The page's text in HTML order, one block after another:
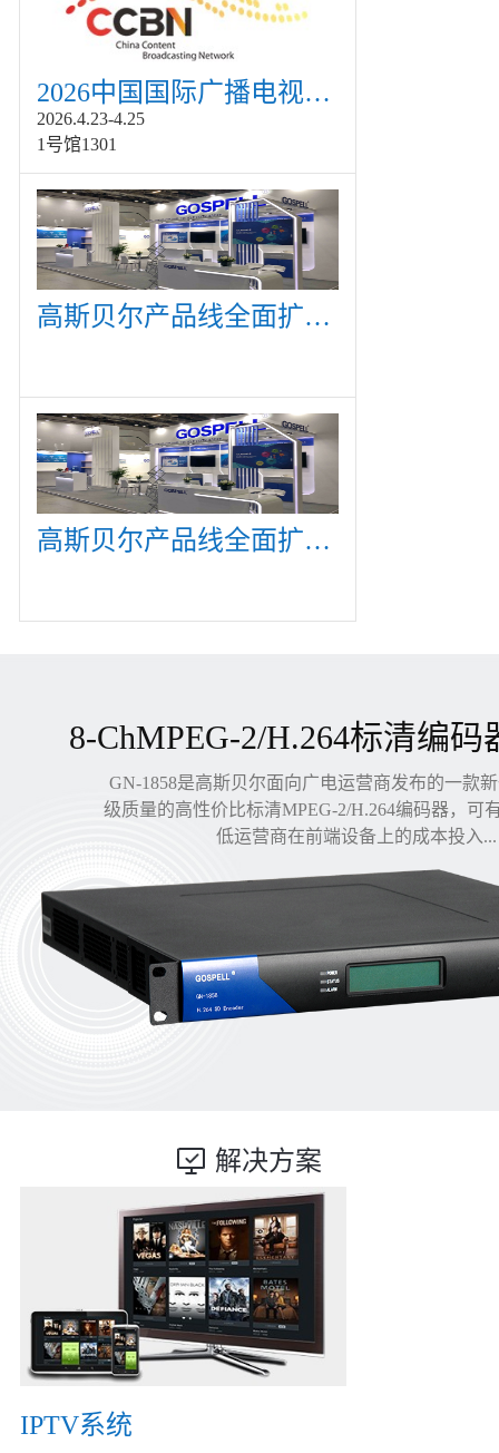
2026中国国际广播电视信息网络展览会展
2026.4.23-4.25
1号馆1301
高斯贝尔产品线全面扩展，众多新产品亮相CommunicAsia 2019
高斯贝尔产品线全面扩展，众多新产品亮相CommunicAsia 2019
8-ChMPEG-2/H.264标清编码
GN-1858是高斯贝尔面向广电运营商发布的一款
级质量的高性价比标清MPEG-2/H.264编码器，可
低运营商在前端设备上的成本投入...
解决方案
IPTV系统